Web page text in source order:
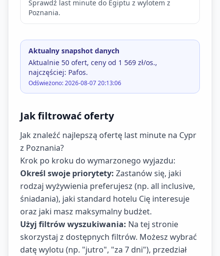
Sprawdź last minute do Egiptu z wylotem z
Poznania.
Aktualny snapshot danych
Aktualnie 50 ofert, ceny od 1 569 zł/os.,
najczęściej: Pafos.
Odświeżono: 2026-08-07 20:13:06
Jak filtrować oferty
Jak znaleźć najlepszą ofertę last minute na Cypr
z Poznania?
Krok po kroku do wymarzonego wyjazdu:
Określ swoje priorytety: Zastanów się, jaki
rodzaj wyżywienia preferujesz (np. all inclusive,
śniadania), jaki standard hotelu Cię interesuje
oraz jaki masz maksymalny budżet.
Użyj filtrów wyszukiwania: Na tej stronie
skorzystaj z dostępnych filtrów. Możesz wybrać
datę wylotu (np. "jutro", "za 7 dni"), przedział